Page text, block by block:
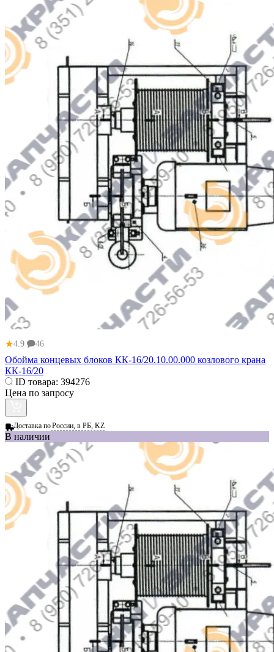
★4.9 46
Обойма концевых блоков КК-16/20.10.00.000 козлового крана
КК-16/20
ID товара: 394276
Цена по запросу
Доставка поРоссии, в РБ, KZ
В наличии